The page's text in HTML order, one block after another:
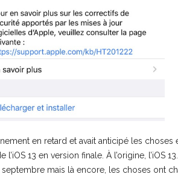
en retard et avait anticipé les choses
13 en version finale. À l’origine, l’iOS
mais là encore, les choses ont